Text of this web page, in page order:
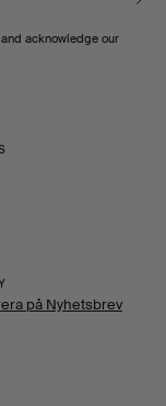
and acknowledge our
på Nyhetsbrev